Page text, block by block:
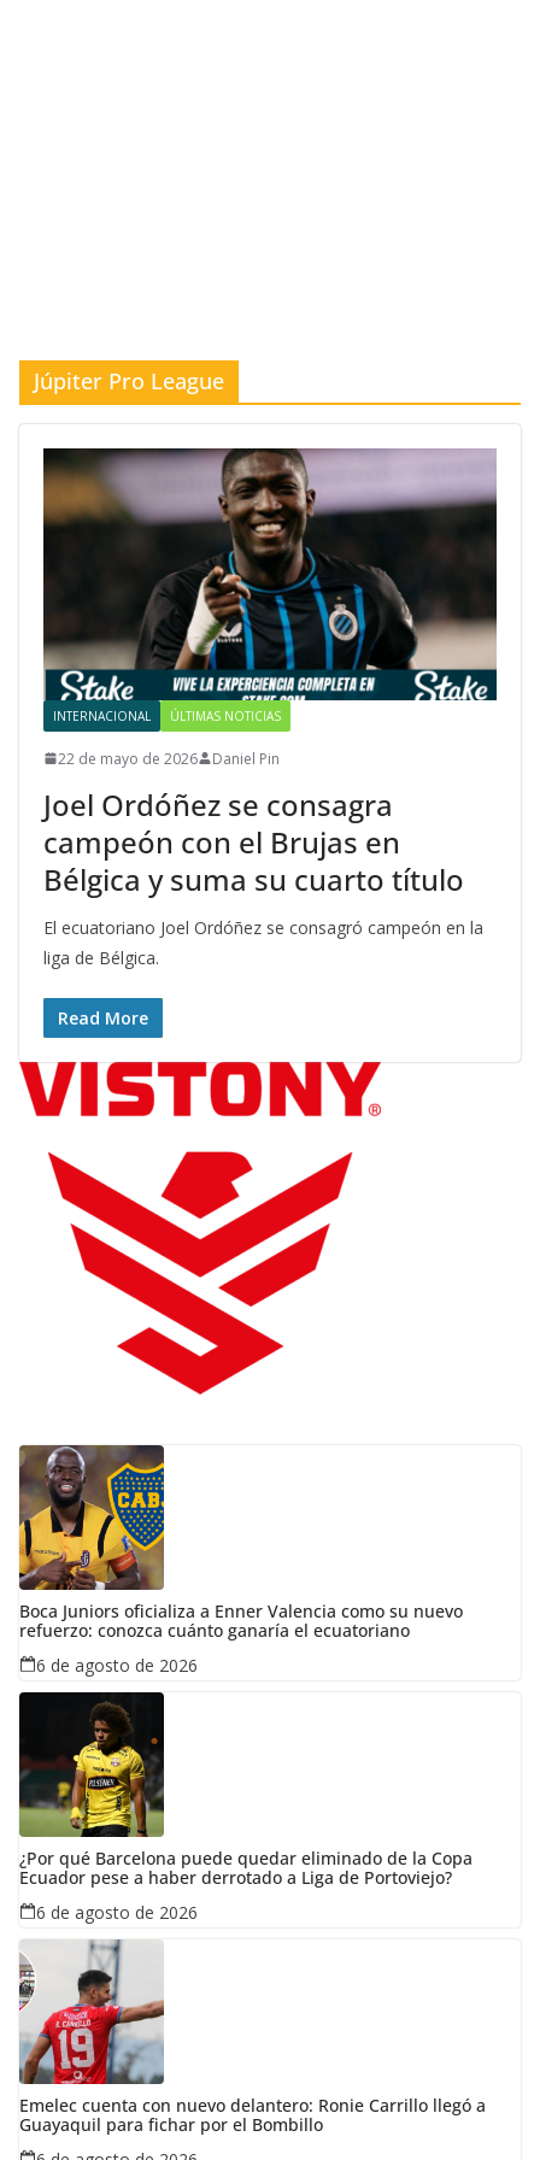
Júpiter Pro League
INTERNACIONAL ÚLTIMAS NOTICIAS
22 de mayo de 2026 Daniel Pin
Joel Ordóñez se consagra
campeón con el Brujas en
Bélgica y suma su cuarto título
El ecuatoriano Joel Ordóñez se consagró campeón en la
liga de Bélgica.
Read More
Boca Juniors oficializa a Enner Valencia como su nuevo
refuerzo: conozca cuánto ganaría el ecuatoriano
6 de agosto de 2026
¿Por qué Barcelona puede quedar eliminado de la Copa
Ecuador pese a haber derrotado a Liga de Portoviejo?
6 de agosto de 2026
Emelec cuenta con nuevo delantero: Ronie Carrillo llegó a
Guayaquil para fichar por el Bombillo